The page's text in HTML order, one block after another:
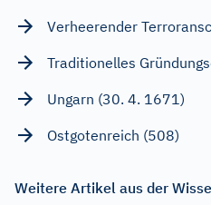
Verheerender
Traditionelles
Ungarn (30. 4. 1671)
Ostgotenreich (508)
Weitere Artikel aus der